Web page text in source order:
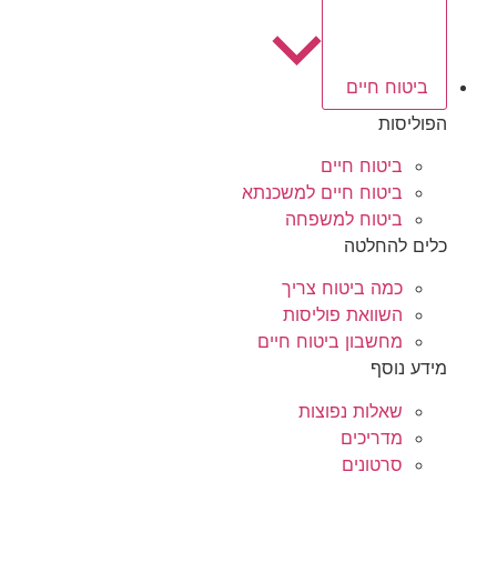
ביטוח חיים
הפוליסות
ביטוח חיים
ביטוח חיים למשכנתא
ביטוח למשפחה
כלים להחלטה
כמה ביטוח צריך
השוואת פוליסות
מחשבון ביטוח חיים
מידע נוסף
שאלות נפוצות
מדריכים
סרטונים